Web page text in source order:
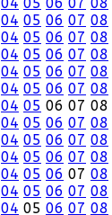
04 05 06 07 08
04 05 06 07 08
04 05 06 07 08
04 05 06 07 08
04 05 06 07 08
04 05 06 07 08
04 05 06 07 08
04 05 06 07 08
04 05 06 07 08
04 05 06 07 08
04 05 06 07 08
04 05 06 07 08